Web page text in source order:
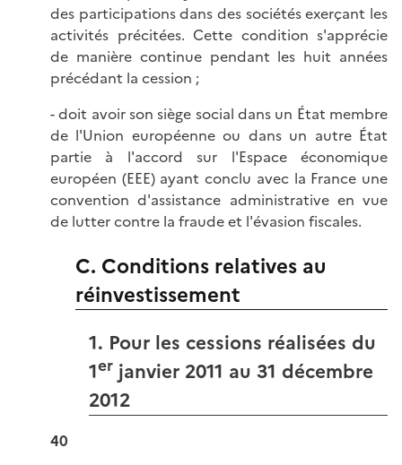
des participations dans des sociétés exerçant les
activités précitées. Cette condition s'apprécie
de manière continue pendant les huit années
précédant la cession ;
- doit avoir son siège social dans un État membre
de l'Union européenne ou dans un autre État
partie à l'accord sur l'Espace économique
européen (EEE) ayant conclu avec la France une
convention d'assistance administrative en vue
de lutter contre la fraude et l'évasion fiscales.
C. Conditions relatives au
réinvestissement
1. Pour les cessions réalisées du
1er janvier 2011 au 31 décembre
2012
40